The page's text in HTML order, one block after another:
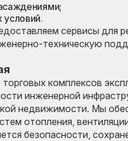
условий.
сервисы для
техническую
комплексов
инженерной
недвижимости. Мы
отопления,
безопасности,